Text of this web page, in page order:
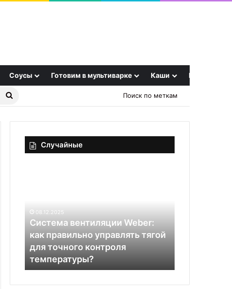
Соусы Готовим в мультиварке Каши Еще
Найти
Поиск по меткам
Случайные
палочками
идеален
для
праздничного
стола!
11.12.2025
Салат «Зимний Карнавал» с
крабовыми палочками —
идеален для праздничного
стола!